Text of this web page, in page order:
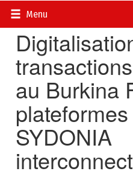
Menu
Accueil>
au Burkina
SYDONIA